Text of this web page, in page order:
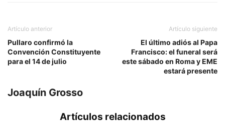
Artículo anterior
Pullaro confirmó la
Convención Constituyente
para el 14 de julio
Artículo siguiente
El último adiós al Papa
Francisco: el funeral será
este sábado en Roma y EME
estará presente
Joaquín Grosso
Artículos relacionados